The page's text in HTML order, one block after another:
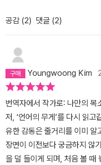
하고 무더기로 사들인 책은
간에 대한 저항을 이어 나갔다.
수 없는 것을 스쳐 지나가게
다. 그리고 타인의 삶에 대해
던 삶인지, 상상하던 삶인지
을 불러일으킨다. 나는 규정 검
하는 업을 가진 건조한 단어와
순식간에 떠올릴 수 있게 해줄
더라도 뭔가 새로운 단어를 고
저도 무엇이든 적어 보고 싶게
극이 되었고, 감탄하지 않을
적는다는 것이 어려운 행위로
어떤 '죽음'이 존엄한 죽음인
제로 이 소설에는 배우자가 심
경우 다른 배우자가 고의로 사
관한 논쟁이 여러 번 등장한
남은 생을 정리하는 한편으로
경우 죽음에 이를 수 있는 약
일까 아니면 존엄 상실일까. 목
하기 전에 스스로 생을 마치는
수 있을까. 이 소설은 또한 '가
한부 판정을 받고 런던으로 돌
며 그동안 자신이 내렸던 선택
않고 아버지와 계속 살았다면
해서 그래야만 했다. 그리고 조
았을 수 있었는데 말이다!이
속된 이들에게도 그리고 주변
가해진 오진 속에서 마주하는
의 모습도 있다. 이웃과의 관계
양한 시각으로 바라보고 돕게
을 통해서 알아볼 수 있고, 주
고, 잘못된 진단을 내리고 선
내를 만나게 했던 존엄사 사건
어요.‘독보적이고 명백한 증
가요? 10년의 고통과 반복된
로 쓴 의지가 비명으로 표현
면적인 고통, 그리고 아무도
공감 (2) 댓글 (2)
Youngwoong Kim
번역자에서 작가로: 나만의 목
저, ‘언어의 무게’를 다시 읽
유한 감동은 줄거리를 이미 알
장면이 이전보다 궁금하지 않
을 덜 들이게 되며, 처음 볼 때